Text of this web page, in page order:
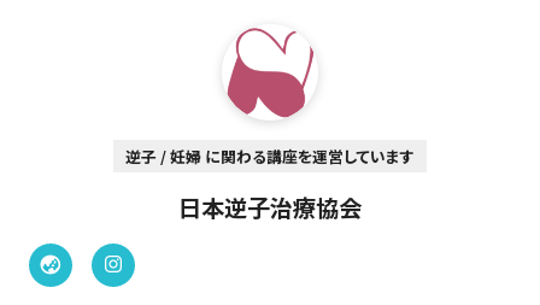
逆子 / 妊婦 に関わる講座を運営しています
日本逆子治療協会